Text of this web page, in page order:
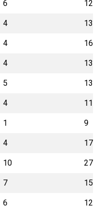
6 12
4 13
4 16
4 13
5 13
4 11
1 9
4 17
10 27
7 15
6 12